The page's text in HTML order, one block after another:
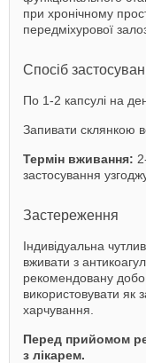
при хронічному
передміхурової
Спосіб
По 1-2 капсулі на
Запивати склянкою
Термін вживання:
застосування
Застереження
Індивідуальна
вживати з
рекомендовану
використовувати як
харчування.
Перед прийомом
з лікарем.